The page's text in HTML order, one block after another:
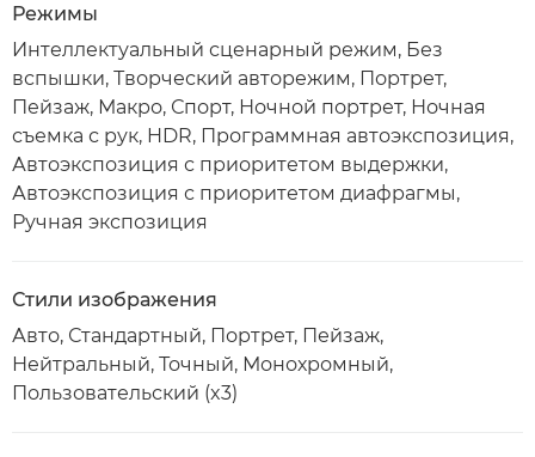
Режимы
Интеллектуальный сценарный режим, Без
вспышки, Творческий авторежим, Портрет,
Пейзаж, Макро, Спорт, Ночной портрет, Ночная
съемка с рук, HDR, Программная автоэкспозиция,
Автоэкспозиция с приоритетом выдержки,
Автоэкспозиция с приоритетом диафрагмы,
Ручная экспозиция
Стили изображения
Авто, Стандартный, Портрет, Пейзаж,
Нейтральный, Точный, Монохромный,
Пользовательский (x3)